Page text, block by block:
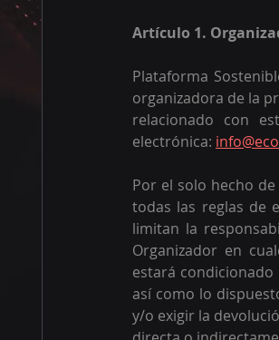
Artículo 1.
Plataforma
organizadora de la
relacionado con
electrónica:
Por el solo hecho
todas las reglas de
limitan la
Organizador en
estará
así como lo
y/o exigir la